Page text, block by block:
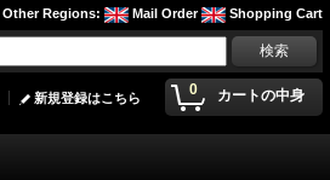
Other Regions: Mail Order Shopping Cart
0 カートの中身
新規登録はこちら